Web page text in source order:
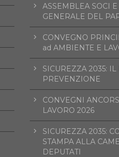
ASSEMBLEA SOCI
GENERALE DEL
CONVEGNO
ad AMBIENTE E
SICUREZZA 2035:
PREVENZIONE
CONVEGNI
LAVORO 2026
SICUREZZA 2035:
STAMPA ALLA
DEPUTATI